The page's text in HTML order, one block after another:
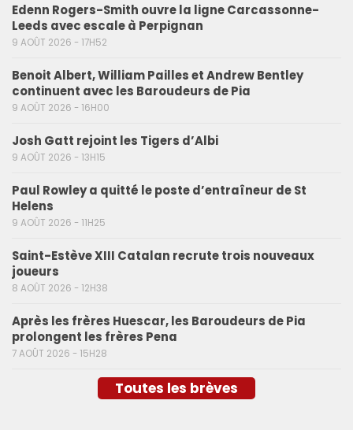
Edenn Rogers-Smith ouvre la ligne Carcassonne-
Leeds avec escale à Perpignan
9 AOÛT 2026 - 17H52
Benoit Albert, William Pailles et Andrew Bentley
continuent avec les Baroudeurs de Pia
9 AOÛT 2026 - 16H00
Josh Gatt rejoint les Tigers d’Albi
9 AOÛT 2026 - 13H15
Paul Rowley a quitté le poste d’entraîneur de St
Helens
9 AOÛT 2026 - 11H25
Saint-Estève XIII Catalan recrute trois nouveaux
joueurs
8 AOÛT 2026 - 12H38
Après les frères Huescar, les Baroudeurs de Pia
prolongent les frères Pena
7 AOÛT 2026 - 15H28
Toutes les brèves